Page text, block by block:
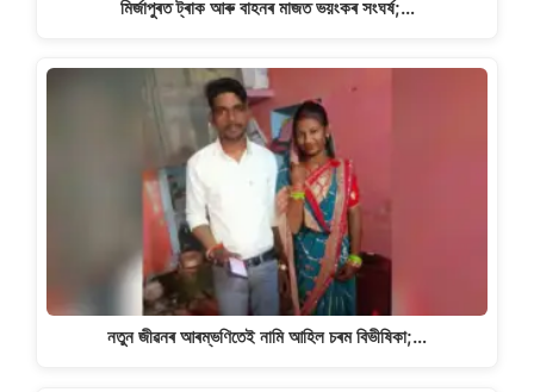
মিৰ্জাপুৰত ট্ৰাক আৰু বাহনৰ মাজত ভয়ংকৰ সংঘৰ্ষ;…
নতুন জীৱনৰ আৰম্ভণিতেই নামি আহিল চৰম বিভীষিকা;…